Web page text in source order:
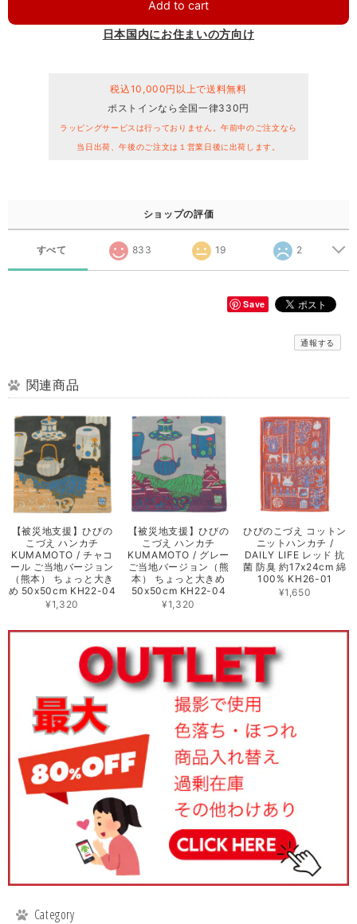
Add to cart
日本国内にお住まいの方向け
税込10,000円以上で送料無料
ポストインなら全国一律330円
ラッピングサービスは行っておりません。午前中のご注文なら
当日出荷、午後のご注文は１営業日後に出荷します。
ショップの評価
すべて 833 19 2
Save
通報する
関連商品
【被災地支援】ひびの
こづえ ハンカチ
KUMAMOTO / チャコ
ール ご当地バージョン
（熊本） ちょっと大き
め 50x50cm KH22-04
¥1,320
【被災地支援】ひびの
こづえ ハンカチ
KUMAMOTO / グレー
ご当地バージョン（熊
本） ちょっと大きめ
50x50cm KH22-04
¥1,320
ひびのこづえ コットン
ニットハンカチ /
DAILY LIFE レッド 抗
菌 防臭 約17x24cm 綿
100% KH26-01
¥1,650
Category